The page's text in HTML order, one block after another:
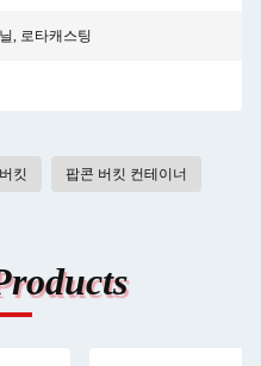
, 로타캐스팅
킷 팝콘 버킷 컨테이너